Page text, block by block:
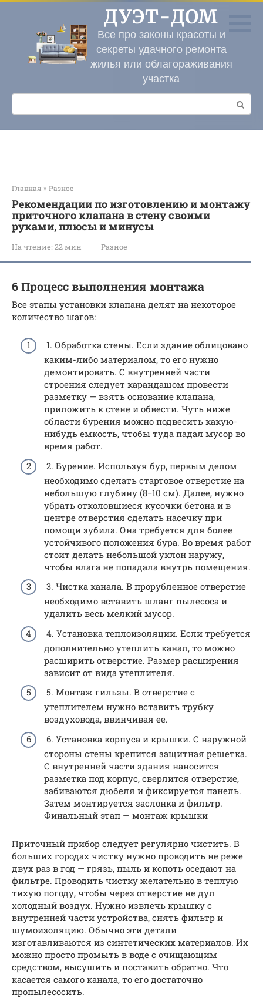
Перейти
контенту
ДУЭТ-ДОМ
Все про законы красоты и
секреты удачного ремонта
жилья или облагораживания
участка
Поиск:
Главная » Разное
Рекомендации по изготовлению и монтажу
приточного клапана в стену своими
руками, плюсы и минусы
На чтение: 22 мин Разное
6 Процесс выполнения монтажа
Все этапы установки клапана делят на некоторое
количество шагов:
1. Обработка стены. Если здание облицовано
каким-либо материалом, то его нужно
демонтировать. С внутренней части
строения следует карандашом провести
разметку — взять основание клапана,
приложить к стене и обвести. Чуть ниже
области бурения можно подвесить какую-
нибудь емкость, чтобы туда падал мусор во
время работ.
2. Бурение. Используя бур, первым делом
необходимо сделать стартовое отверстие на
небольшую глубину (8−10 см). Далее, нужно
убрать отколовшиеся кусочки бетона и в
центре отверстия сделать насечку при
помощи зубила. Она требуется для более
устойчивого положения бура. Во время работ
стоит делать небольшой уклон наружу,
чтобы влага не попадала внутрь помещения.
3. Чистка канала. В прорубленное отверстие
необходимо вставить шланг пылесоса и
удалить весь мелкий мусор.
4. Установка теплоизоляции. Если требуется
дополнительно утеплить канал, то можно
расширить отверстие. Размер расширения
зависит от вида утеплителя.
5. Монтаж гильзы. В отверстие с
утеплителем нужно вставить трубку
воздуховода, ввинчивая ее.
6. Установка корпуса и крышки. С наружной
стороны стены крепится защитная решетка.
С внутренней части здания наносится
разметка под корпус, сверлится отверстие,
забиваются дюбеля и фиксируется панель.
Затем монтируется заслонка и фильтр.
Финальный этап — монтаж крышки
Приточный прибор следует регулярно чистить. В
больших городах чистку нужно проводить не реже
двух раз в год — грязь, пыль и копоть оседают на
фильтре. Проводить чистку желательно в теплую
тихую погоду, чтобы через отверстие не дул
холодный воздух. Нужно извлечь крышку с
внутренней части устройства, снять фильтр и
шумоизоляцию. Обычно эти детали
изготавливаются из синтетических материалов. Их
можно просто промыть в воде с очищающим
средством, высушить и поставить обратно. Что
касается самого канала, то его достаточно
пропылесосить.